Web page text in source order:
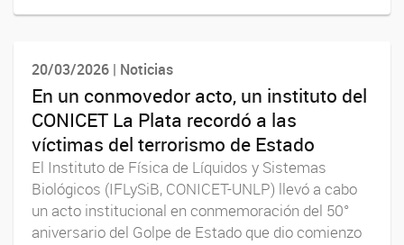
20/03/2026 | Noticias
En un conmovedor acto, un instituto del
CONICET La Plata recordó a las
víctimas del terrorismo de Estado
El Instituto de Física de Líquidos y Sistemas
Biológicos (IFLySiB, CONICET-UNLP) llevó a cabo
un acto institucional en conmemoración del 50°
aniversario del Golpe de Estado que dio comienzo